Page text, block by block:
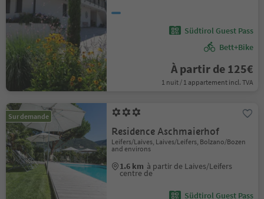
Südtirol Guest Pass
Bett+Bike
À partir de 125€
1 nuit / 1 appartement incl. TVA
Sur demande
Residence Aschmaierhof
Leifers/Laives, Laives/Leifers, Bolzano/Bozen
and environs
1.6 km à partir de Laives/Leifers
centre de
Südtirol Guest Pass